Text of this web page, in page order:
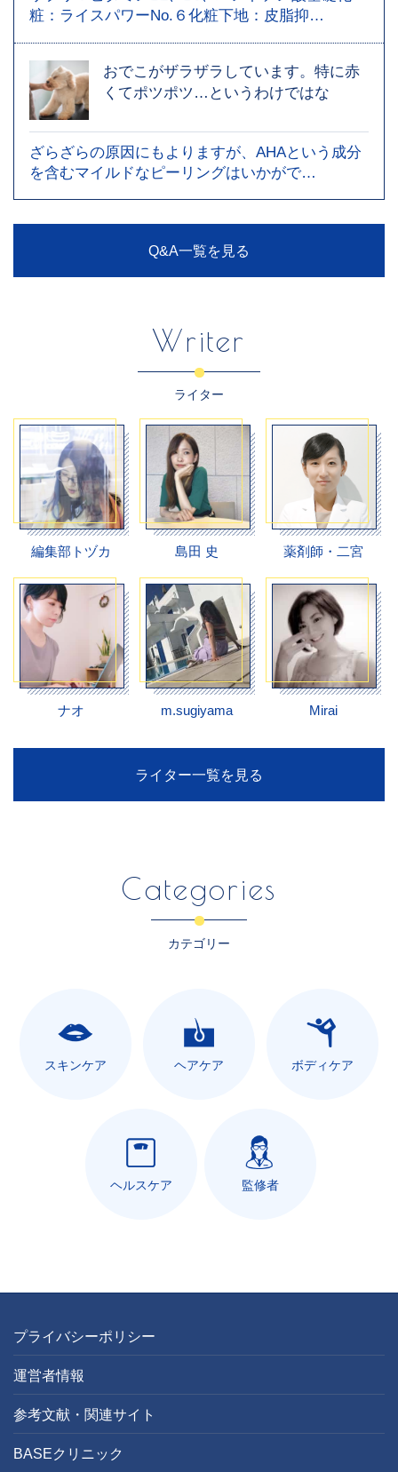
粧：ライスパワーNo.６化粧下地：皮脂抑…
おでこがザラザラしています。特に赤
くてポツポツ…というわけではな
ざらざらの原因にもよりますが、AHAという成分
を含むマイルドなピーリングはいかがで…
Q&A一覧を見る
Writer
ライター
編集部トヅカ 島田 史 薬剤師・二宮
ナオ m.sugiyama Mirai
ライター一覧を見る
Categories
カテゴリー
スキンケア ヘアケア ボディケア
ヘルスケア 監修者
プライバシーポリシー
運営者情報
参考文献・関連サイト
BASEクリニック